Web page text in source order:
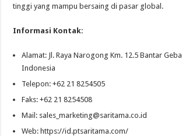
tinggi yang mampu bersaing di pasar global.
Informasi Kontak:
Alamat: Jl. Raya Narogong Km. 12.5 Bantar
Indonesia
Telepon: +62 21 8254505
Faks: +62 21 8254508
Mail: sales_marketing@saritama.co.id
Web: https://id.ptsaritama.com/